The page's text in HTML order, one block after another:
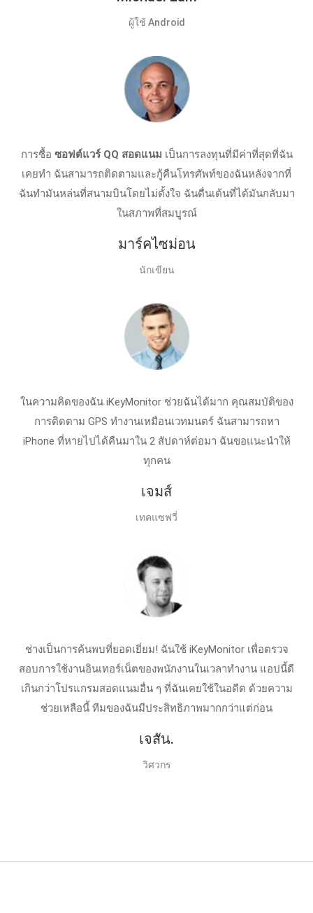
ผู้ใช้ Android
การซื้อ ซอฟต์แวร์ QQ สอดแนม เป็นการลงทุนที่มีค่าที่สุดที่ฉัน
เคยทํา ฉันสามารถติดตามและกู้คืนโทรศัพท์ของฉันหลังจากที่
ฉันทำมันหล่นที่สนามบินโดยไม่ตั้งใจ ฉันตื่นเต้นที่ได้มันกลับมา
ในสภาพที่สมบูรณ์
มาร์คไซม่อน
นักเขียน
ในความคิดของฉัน iKeyMonitor ช่วยฉันได้มาก คุณสมบัติของ
การติดตาม GPS ทํางานเหมือนเวทมนตร์ ฉันสามารถหา
iPhone ที่หายไปได้คืนมาใน 2 สัปดาห์ต่อมา ฉันขอแนะนําให้
ทุกคน
เจมส์
เทคแซฟวี่
ช่างเป็นการค้นพบที่ยอดเยี่ยม! ฉันใช้ iKeyMonitor เพื่อตรวจ
สอบการใช้งานอินเทอร์เน็ตของพนักงานในเวลาทํางาน แอปนี้ดี
เกินกว่าโปรแกรมสอดแนมอื่น ๆ ที่ฉันเคยใช้ในอดีต ด้วยความ
ช่วยเหลือนี้ ทีมของฉันมีประสิทธิภาพมากกว่าแต่ก่อน
เจสัน.
วิศวกร